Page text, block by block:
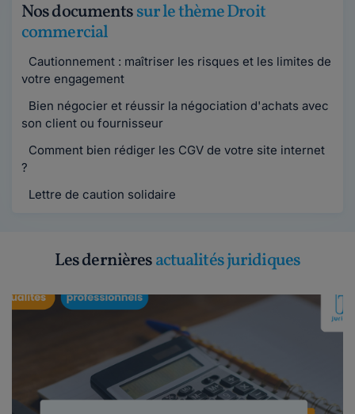
Nos documentssur le thème Droit
commercial
Cautionnement : maîtriser les risques et les limites de
votre engagement
Bien négocier et réussir la négociation d'achats avec
son client ou fournisseur
Comment bien rédiger les CGV de votre site internet
?
Lettre de caution solidaire
Les dernièresactualités juridiques